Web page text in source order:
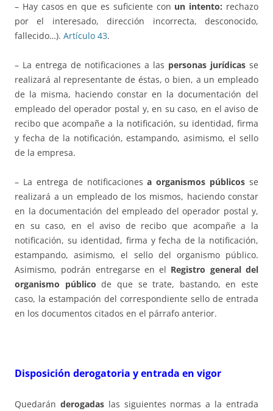
– Hay casos en que es suficiente con un intento: rechazo
por el interesado, dirección incorrecta, desconocido,
fallecido…). Artículo 43.
– La entrega de notificaciones a las personas jurídicas se
realizará al representante de éstas, o bien, a un empleado
de la misma, haciendo constar en la documentación del
empleado del operador postal y, en su caso, en el aviso de
recibo que acompañe a la notificación, su identidad, firma
y fecha de la notificación, estampando, asimismo, el sello
de la empresa.
– La entrega de notificacionesa organismos públicos se
realizará a un empleado de los mismos, haciendo constar
en la documentación del empleado del operador postal y,
en su caso, en el aviso de recibo que acompañe a la
notificación, su identidad, firma y fecha de la notificación,
estampando, asimismo, el sello del organismo público.
Asimismo, podrán entregarse en el Registro general del
organismo público de que se trate, bastando, en este
caso, la estampación del correspondiente sello de entrada
en los documentos citados en el párrafo anterior.
Disposición derogatoria y entrada en vigor
Quedarán derogadaslas siguientes normas a la entrada